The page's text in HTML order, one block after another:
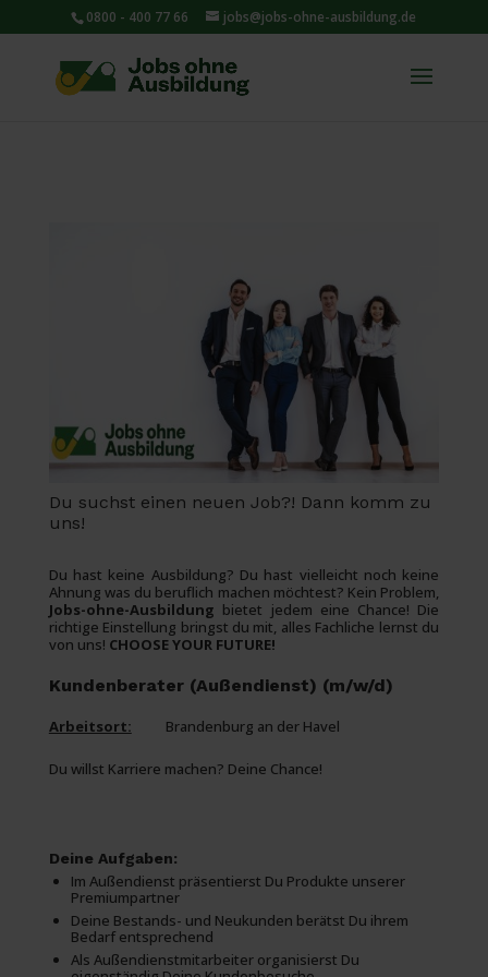
0800 - 400 77 66 jobs@jobs-ohne-ausbildung.de
Du suchst einen neuen Job?! Dann komm zu
uns!
Du hast keine Ausbildung? Du hast vielleicht noch keine
Ahnung was du beruflich machen möchtest? Kein Problem,
Jobs-ohne-Ausbildung bietet jedem eine Chance! Die
richtige Einstellung bringst du mit, alles Fachliche lernst du
von uns! CHOOSE YOUR FUTURE!
Kundenberater (Außendienst) (m/w/d)
Arbeitsort: Brandenburg an der Havel
Du willst Karriere machen? Deine Chance!
Deine Aufgaben:
Im Außendienst präsentierst Du Produkte unserer
Premiumpartner
Deine Bestands- und Neukunden berätst Du ihrem
Bedarf entsprechend
Als Außendienstmitarbeiter organisierst Du